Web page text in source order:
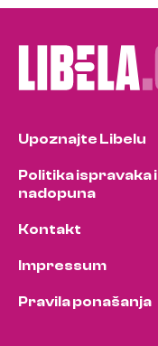
Upoznajte Libelu
Politika ispravaka i
nadopuna
Kontakt
Impressum
Pravila ponašanja